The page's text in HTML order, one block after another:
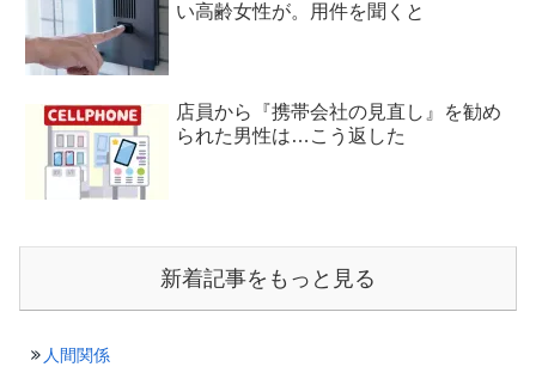
い高齢女性が。用件を聞くと
店員から『携帯会社の見直し』を勧め
られた男性は…こう返した
新着記事をもっと見る
人間関係